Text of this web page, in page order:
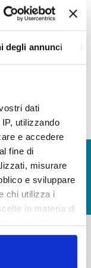
degli annunci
dati
utilizzando
e accedere
fine di
misurare
e sviluppare
chi utilizza i
in materia di
possibile
in qualsiasi
facendo clic
della Carta
IL SERVIZIO
CON NOI